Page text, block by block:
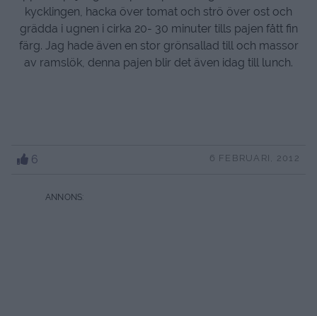
kycklingen, hacka över tomat och strö över ost och
grädda i ugnen i cirka 20- 30 minuter tills pajen fått fin
färg. Jag hade även en stor grönsallad till och massor
av ramslök, denna pajen blir det även idag till lunch.
6 6 FEBRUARI, 2012